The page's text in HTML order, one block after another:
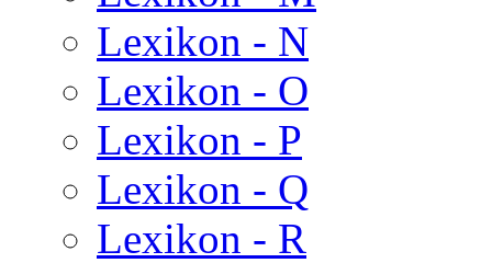
Lexikon - N
Lexikon - O
Lexikon - P
Lexikon - Q
Lexikon - R